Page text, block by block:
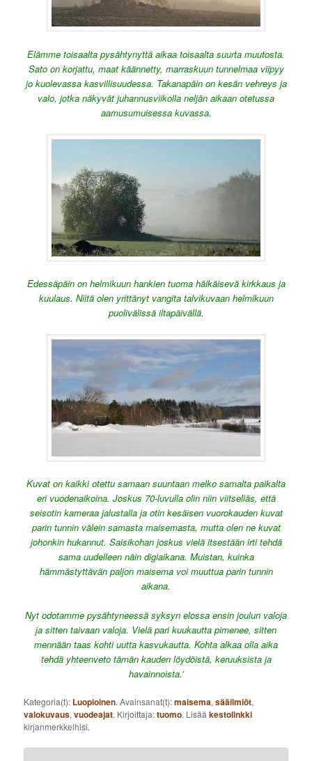
Elämme toisaalta pysähtynyttä aikaa toisaalta suurta muutosta.
Sato on korjattu, maat käännetty, marraskuun tunnelmaa viipyy
jo kuolevassa kasvillisuudessa. Takanapäin on kesän vehreys ja
valo, jotka näkyvät juhannusviikolla neljän aikaan otetussa
aamusumuisessa kuvassa.
Edessäpäin on helmikuun hankien tuoma häikäisevä kirkkaus ja
kuulaus. Niitä olen yrittänyt vangita talvikuvaan helmikuun
puolivälissä iltapäivällä.
Kuvat on kaikki otettu samaan suuntaan melko samalta paikalta
eri vuodenaikoina. Joskus 70-luvulla olin niin viitseliäs, että
seisotin kameraa jalustalla ja otin kesäisen vuorokauden kuvat
parin tunnin välein samasta maisemasta, mutta olen ne kuvat
johonkin hukannut. Saisikohan joskus vielä itsestään irti tehdä
sama uudelleen näin digiaikana. Muistan, kuinka
hämmästyttävän paljon maisema voi muuttua parin tunnin
aikana.
Nyt odotamme pysähtyneessä syksyn elossa ensin joulun valoja
ja sitten taivaan valoja. Vielä pari kuukautta pimenee, sitten
mennään taas kohti uutta kasvukautta. Kohta alkaa olla aika
tehdä yhteenveto tämän kauden löydöistä, keruuksista ja
havainnoista.’
Kategoria(t): Luopioinen. Avainsanat(t):maisema,sääilmiöt,
valokuvaus,vuodeajat. Kirjoittaja:tuomo. Lisääkestolinkki
kirjanmerkkeihisi.